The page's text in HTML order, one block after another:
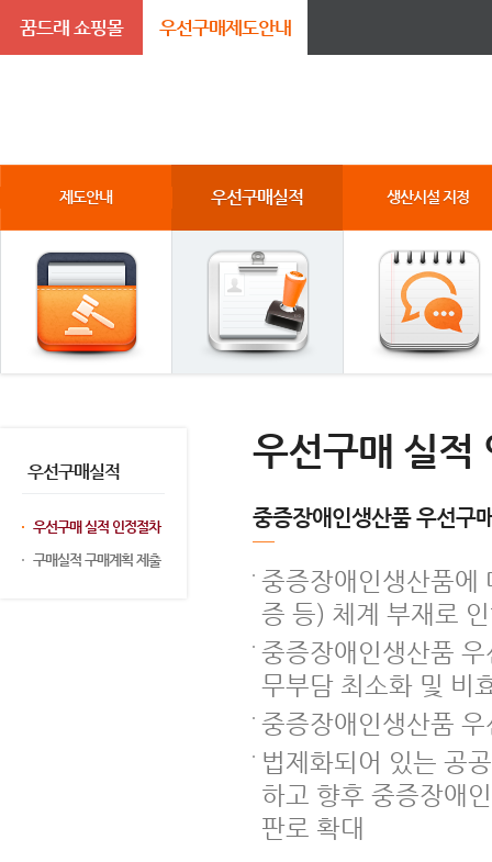
꿈드래 쇼핑몰 우선구매제도안내
제도안내 우선구매실적 생산시설 지정
우선구매실적
우선구매 실적 인정절차
구매실적 구매계획 제출
우선구매 실적
중증장애인생산품 우선구
중증장애인생산품에
증 등) 체계 부재로
중증장애인생산품
무부담 최소화 및 비
중증장애인생산품
법제화되어 있는 공
하고 향후 중증장애
판로 확대